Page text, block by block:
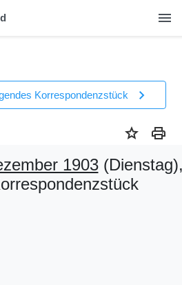
menu
Korrespondenzstück chevron_right
star print
1903(Dienstag)